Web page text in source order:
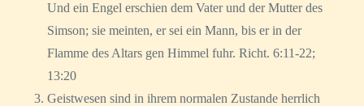
Und ein Engel erschien dem Vater und der Mutter des
Simson; sie meinten, er sei ein Mann, bis er in der
Flamme des Altars gen Himmel fuhr. Richt. 6:11-22;
13:20
Geistwesen sind in ihrem normalen Zustande herrlich